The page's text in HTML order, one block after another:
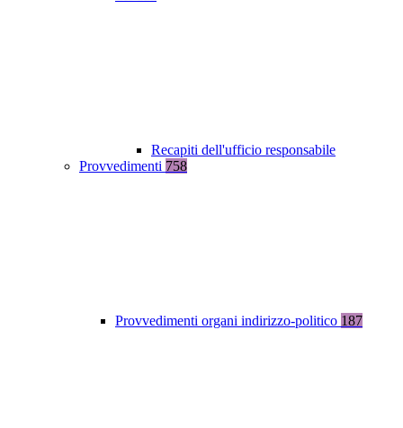
Recapiti dell'ufficio responsabile
Provvedimenti 758
Provvedimenti organi indirizzo-politico 187